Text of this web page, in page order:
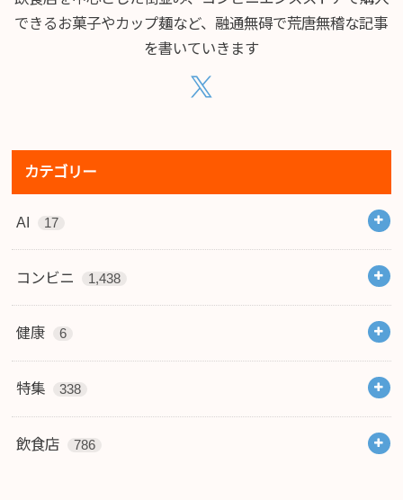
できるお菓子やカップ麺など、融通無碍で荒唐無稽な記事
を書いていきます
カテゴリー
AI 17
コンビニ 1,438
健康 6
特集 338
飲食店 786